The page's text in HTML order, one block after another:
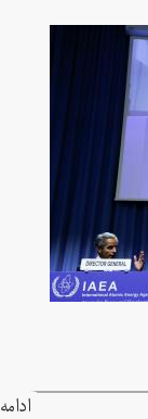
ادامه